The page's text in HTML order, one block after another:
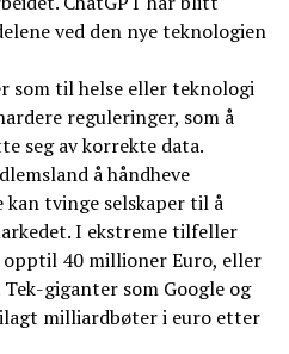
ved den nye teknologien
som til helse eller teknologi
reguleringer, som å
seg av korrekte data.
å håndheve
tvinge selskaper til å
I ekstreme tilfeller
40 millioner Euro, eller
giganter som Google og
milliardbøter i euro etter